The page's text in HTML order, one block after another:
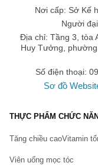
Ưu điểm của son
Hỗ trợ cấp ẩm
và mềm mại hơn.
Hỗ trợ bổ sung
Hỗ trợ bảo vệ môi
chảy máu, nhăn
Hỗ trợ làm lành
Nơi cấp: Sở Kế
Người
Địa chỉ: Tầng 3, tòa
Huy Tưởng,
Số điện thoại:
Sơ đồ
THỰC PHẨM CHỨC
Tăng chiều caoVitamin
Viên uống mọc tóc